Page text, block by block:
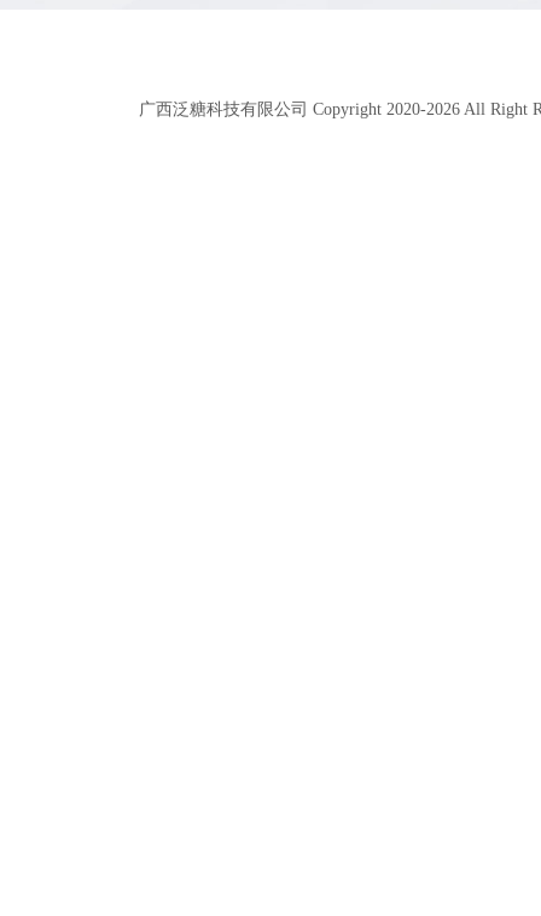
广西泛糖科技有限公司 Copyright 2020-2026 All Right